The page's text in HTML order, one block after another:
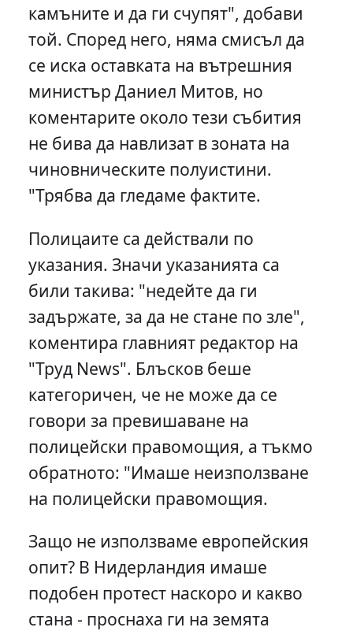
камъните и да ги счупят", добави
той. Според него, няма смисъл да
се иска оставката на вътрешния
министър Даниел Митов, но
коментарите около тези събития
не бива да навлизат в зоната на
чиновническите полуистини.
"Трябва да гледаме фактите.
Полицаите са действали по
указания. Значи указанията са
били такива: "недейте да ги
задържате, за да не стане по зле",
коментира главният редактор на
"Труд News". Блъсков беше
категоричен, че не може да се
говори за превишаване на
полицейски правомощия, а тъкмо
обратното: "Имаше неизползване
на полицейски правомощия.
Защо не използваме европейския
опит? В Нидерландия имаше
подобен протест наскоро и какво
стана - проснаха ги на земята